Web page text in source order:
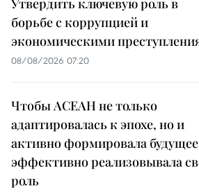
Утвердить ключевую роль в
борьбе с коррупцией и
экономическими
08/08/2026 07:20
Чтобы АСЕАН не только
адаптировалась к эпохе, но и
активно формировала
эффективно реализовывала
роль